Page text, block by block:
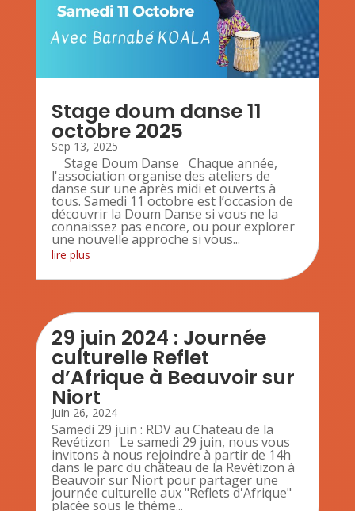
Stage doum danse 11
octobre 2025
Sep 13, 2025
Stage Doum Danse Chaque année,
l'association organise des ateliers de
danse sur une après midi et ouverts à
tous. Samedi 11 octobre est l’occasion de
découvrir la Doum Danse si vous ne la
connaissez pas encore, ou pour explorer
une nouvelle approche si vous...
lire plus
29 juin 2024 : Journée
culturelle Reflet
d’Afrique à Beauvoir sur
Niort
Juin 26, 2024
Samedi 29 juin : RDV au Chateau de la
Revétizon Le samedi 29 juin, nous vous
invitons à nous rejoindre à partir de 14h
dans le parc du château de la Revétizon à
Beauvoir sur Niort pour partager une
journée culturelle aux "Reflets d'Afrique"
placée sous le thème...